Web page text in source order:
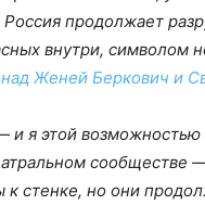
продолжает
внутри, символом
Женей Беркович и
и я этой возможностью
сообществе
стенке, но они